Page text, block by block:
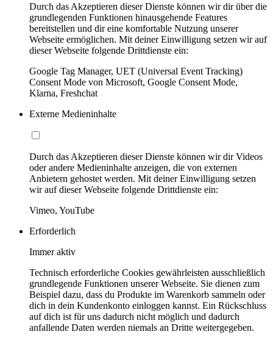
Durch das Akzeptieren dieser Dienste können wir dir über die
grundlegenden Funktionen hinausgehende Features
bereitstellen und dir eine komfortable Nutzung unserer
Webseite ermöglichen. Mit deiner Einwilligung setzen wir auf
dieser Webseite folgende Drittdienste ein:
Google Tag Manager, UET (Universal Event Tracking)
Consent Mode von Microsoft, Google Consent Mode,
Klarna, Freshchat
Externe Medieninhalte
Durch das Akzeptieren dieser Dienste können wir dir Videos
oder andere Medieninhalte anzeigen, die von externen
Anbietern gehostet werden. Mit deiner Einwilligung setzen
wir auf dieser Webseite folgende Drittdienste ein:
Vimeo, YouTube
Erforderlich
Immer aktiv
Technisch erforderliche Cookies gewährleisten ausschließlich
grundlegende Funktionen unserer Webseite. Sie dienen zum
Beispiel dazu, dass du Produkte im Warenkorb sammeln oder
dich in dein Kundenkonto einloggen kannst. Ein Rückschluss
auf dich ist für uns dadurch nicht möglich und dadurch
anfallende Daten werden niemals an Dritte weitergegeben.